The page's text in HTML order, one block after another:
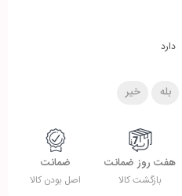
دارد
بله خیر
هفت روز ضمانت
بازگشت کالا
ضمانت
اصل بودن کالا